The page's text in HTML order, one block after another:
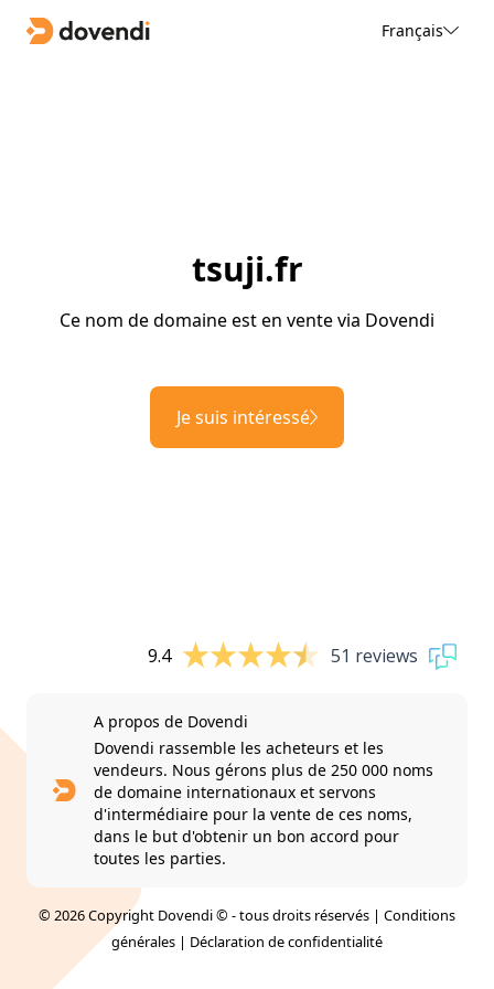
Français
tsuji.fr
Ce nom de domaine est en vente via Dovendi
Je suis intéressé
9.4 51 reviews
A propos de Dovendi
Dovendi rassemble les acheteurs et les
vendeurs. Nous gérons plus de 250 000 noms
de domaine internationaux et servons
d'intermédiaire pour la vente de ces noms,
dans le but d'obtenir un bon accord pour
toutes les parties.
© 2026 Copyright Dovendi © - tous droits réservés | Conditions
générales | Déclaration de confidentialité